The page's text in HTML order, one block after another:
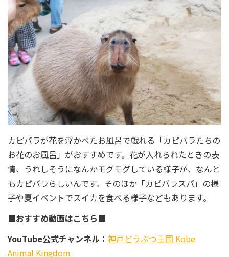
カピバラが花を浮かべたお風呂で戯れる「カピバラたちの
お花のお風呂」がおすすめです。花が入れられたときの表
情、うれしそうになんかモグモグしている様子が、なんと
もカピバラらしいんです。そのほか「カピバラスパ」の様
子や夏イベントでスイカを食べる様子などもあります。
■おすすめ動画はこちら■
YouTube公式チャンネル： 神戸どうぶつ王国 Kobe
Animal Kingdom